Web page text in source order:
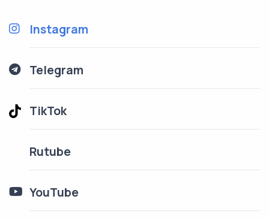
Instagram
Telegram
TikTok
Rutube
YouTube